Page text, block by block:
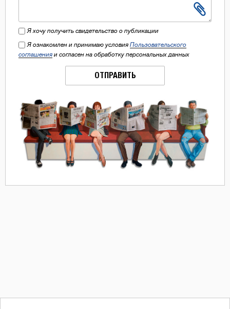
Я хочу получить свидетельство о публикации
Я ознакомлен и принимаю условия Пользовательского
соглашения и согласен на обработку персональных данных
ОТПРАВИТЬ